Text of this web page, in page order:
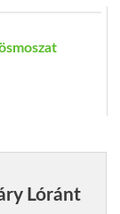
Lóránt